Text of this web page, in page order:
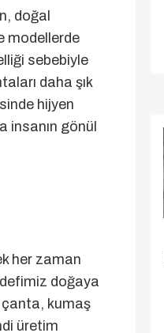
doğal
modellerde
sebebiyle
daha şık
hijyen
insanın gönül
her zaman
doğaya
kumaş
üretim